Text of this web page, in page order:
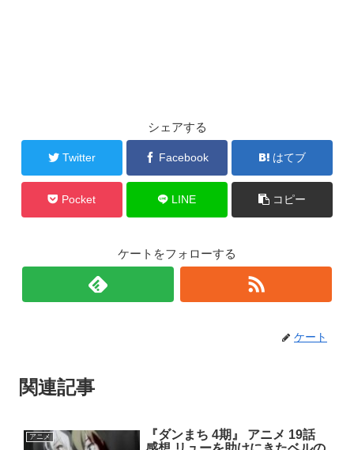
シェアする
Twitter Facebook はてブ
Pocket LINE コピー
ケートをフォローする
ケート
関連記事
アニメ
『ダンまち 4期』 アニメ 19話